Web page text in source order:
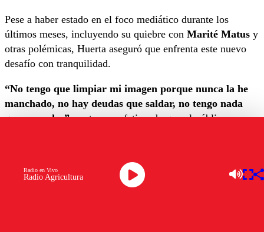
Pese a haber estado en el foco mediático durante los
últimos meses, incluyendo su quiebre con Marité Matus y
otras polémicas, Huerta aseguró que enfrenta este nuevo
desafío con tranquilidad.
“No tengo que limpiar mi imagen porque nunca la he
manchado, no hay deudas que saldar, no tengo nada
que esconder”, sostuvo, enfatizando que el público ya
“La gente me conoce, sabe la persona que yo soy,
entonces, así es porque me quieren y me siguen
Radio Agricultura
Radio en Vivo